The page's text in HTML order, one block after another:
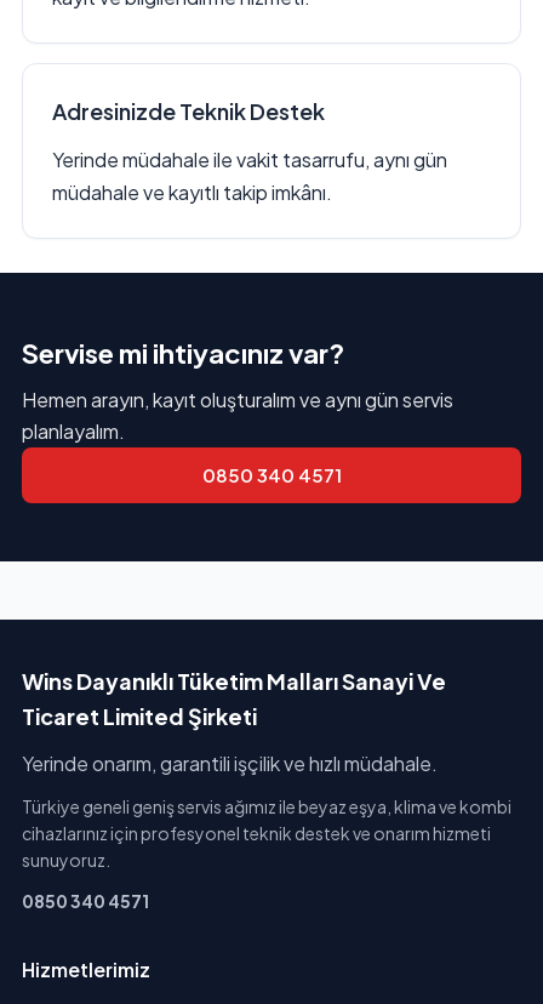
Adresinizde Teknik Destek
Yerinde müdahale ile vakit tasarrufu, aynı gün
müdahale ve kayıtlı takip imkânı.
Servise mi ihtiyacınız var?
Hemen arayın, kayıt oluşturalım ve aynı gün servis
planlayalım.
0850 340 4571
Wins Dayanıklı Tüketim Malları Sanayi Ve
Ticaret Limited Şirketi
Yerinde onarım, garantili işçilik ve hızlı müdahale.
Türkiye geneli geniş servis ağımız ile beyaz eşya, klima ve kombi
cihazlarınız için profesyonel teknik destek ve onarım hizmeti
sunuyoruz.
0850 340 4571
Hizmetlerimiz